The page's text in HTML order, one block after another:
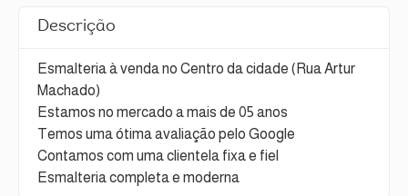
Descrição
Esmalteria à venda no Centro da cidade (Rua Artur
Machado)
Estamos no mercado a mais de 05 anos
Temos uma ótima avaliação pelo Google
Contamos com uma clientela fixa e fiel
Esmalteria completa e moderna